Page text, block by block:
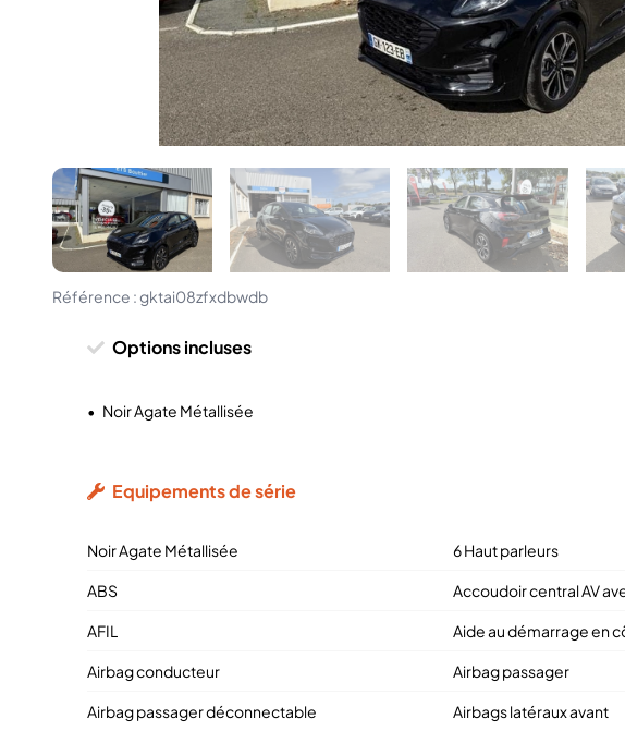
Référence :gktai08zfxdbwdb
Options incluses
• Noir Agate Métallisée
Equipements de série
Noir Agate Métallisée 6 Haut parleurs
ABS Accoudoir central AV
AFIL Aide au démarrage en
Airbag conducteur Airbag passager
Airbag passager déconnectable Airbags latéraux avant